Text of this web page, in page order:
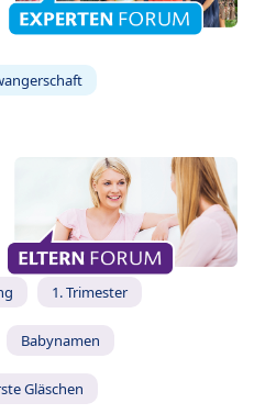
1. Trimester
Babynamen
Gläschen